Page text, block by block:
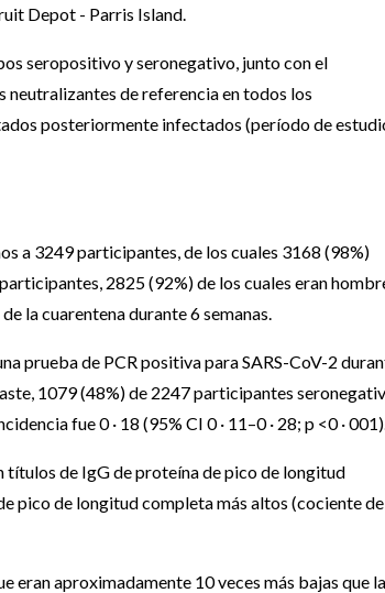
Depot - Parris Island.
seropositivo y seronegativo, junto con el
de referencia en todos los
posteriormente infectados (período de
a 3249 participantes, de los cuales 3168 (98%)
2825 (92%) de los cuales eran
la cuarentena durante 6 semanas.
prueba de PCR positiva para SARS-CoV-2
1079 (48%) de 2247 participantes
fue 0 · 18 (95% CI 0 · 11–0 · 28; p <0 ·
títulos de IgG de proteína de pico de longitud
pico de longitud completa más altos (cociente de
eran aproximadamente 10 veces más bajas que